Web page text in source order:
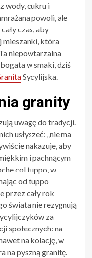
wody, cukru i
powoli, ale
czas, aby
mieszanki, która
niepowtarzalna
w smaki, dziś
Sycylijska.
granity
uwagę do tradycji.
usłyszeć: „nie ma
nakazuje, aby
i pachnącym
col tuppo, w
od tuppo
przez cały rok
świata nie rezygnują
za
społecznych: na
na kolację, w
na pyszną granitę.